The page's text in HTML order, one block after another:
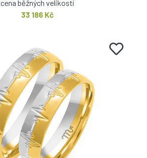
cena běžných velikostí
33 186 Kč